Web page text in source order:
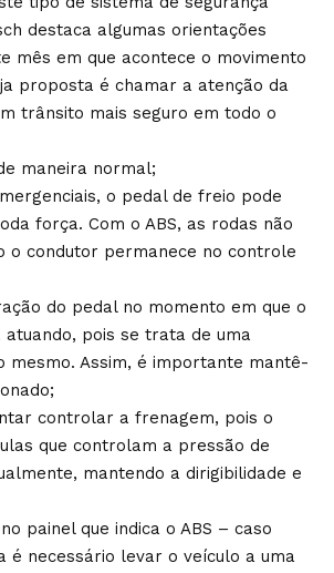
destaca algumas orientações
mês em que acontece o movimento
proposta é chamar a atenção da
trânsito mais seguro em todo o
maneira normal;
o pedal de freio pode
força. Com o ABS, as rodas não
o condutor permanece no controle
do pedal no momento em que o
atuando, pois se trata de uma
mesmo. Assim, é importante mantê-
controlar a frenagem, pois o
que controlam a pressão de
mantendo a dirigibilidade e
painel que indica o ABS – caso
é necessário levar o veículo a uma